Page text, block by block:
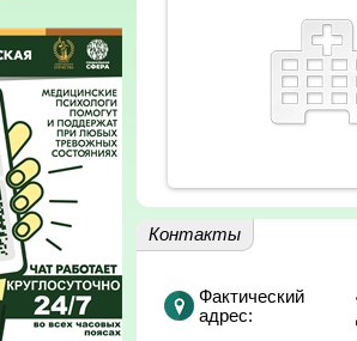
Контакты
Фактический
адрес: